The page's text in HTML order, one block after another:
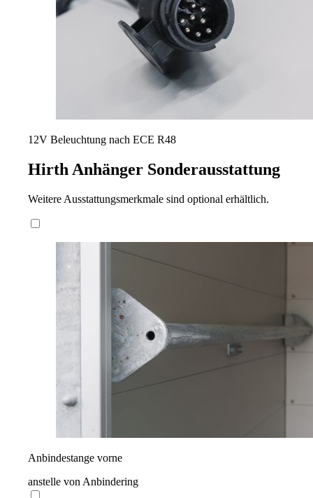
12V Beleuchtung nach ECE R48
Hirth Anhänger Sonderausstattung
Weitere Ausstattungsmerkmale sind optional erhältlich.
Anbindestange vorne
anstelle von Anbindering